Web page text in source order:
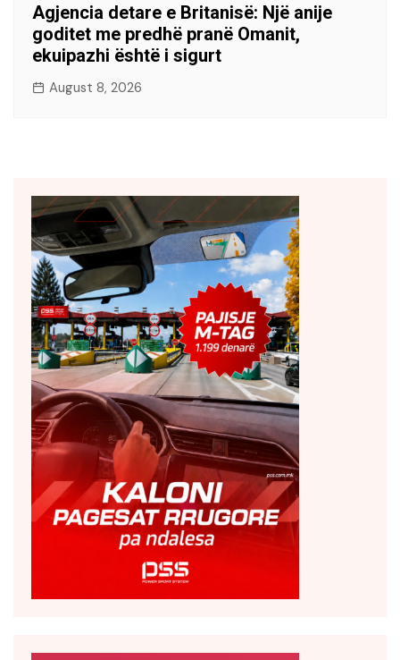
Agjencia detare e Britanisë: Një anije
goditet me predhë pranë Omanit,
ekuipazhi është i sigurt
August 8, 2026